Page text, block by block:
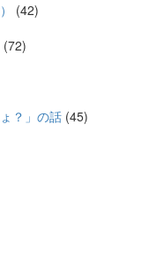
(42)
(72)
？」の話 (45)